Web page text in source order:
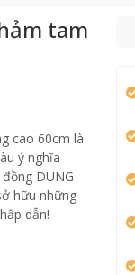
tam
cao 60cm là
ý nghĩa
DUNG
hữu những
dẫn!